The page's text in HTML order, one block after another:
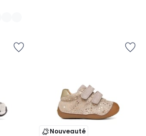
Nouveauté